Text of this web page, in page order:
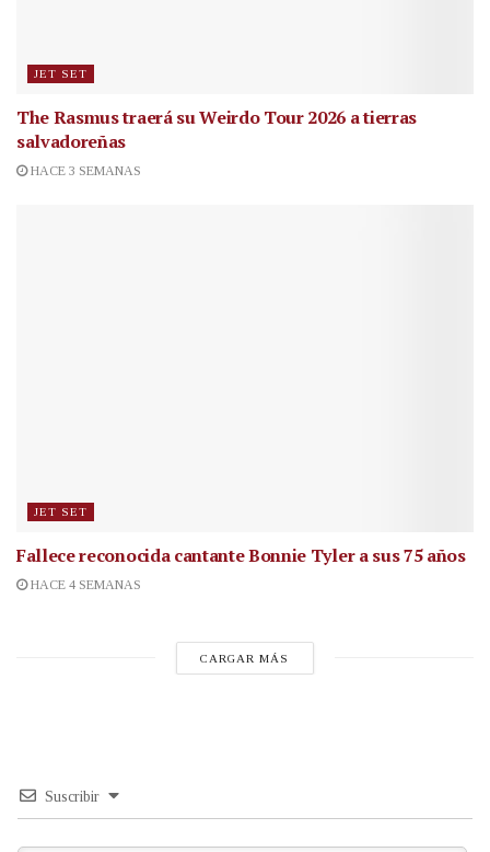
JET SET
The Rasmus traerá su Weirdo Tour 2026 a tierras
salvadoreñas
HACE 3 SEMANAS
JET SET
Fallece reconocida cantanteBonnie Tyler a sus 75 años
HACE 4 SEMANAS
CARGAR MÁS
Suscribir